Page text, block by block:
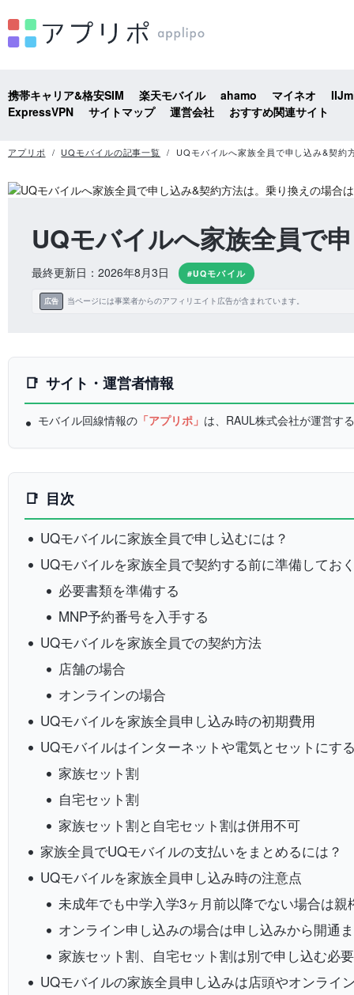
携帯キャリア&格安SIM 楽天モバイル ahamo マイネオ
ExpressVPN
サイトマップ 運営会社 おすすめ関連サイト
アプリポ UQモバイルの記事一覧 UQモバイルへ家族全員で申し込み&契約
UQモバイルへ家族全員で
最終更新日：2026年8月3日 #UQモバイル
広告 当ページには事業者からのアフィリエイト広告が含まれています。
サイト・運営者情報
モバイル回線情報の 「アプリポ」 は、RAUL株式会社が運営す
目次
UQモバイルに家族全員で申し込むには？
UQモバイルを家族全員で契約する前に準備してお
必要書類を準備する
MNP予約番号を入手する
UQモバイルを家族全員での契約方法
店舗の場合
オンラインの場合
UQモバイルを家族全員申し込み時の初期費用
UQモバイルはインターネットや電気とセットにす
家族セット割
自宅セット割
家族セット割と自宅セット割は併用不可
家族全員でUQモバイルの支払いをまとめるには？
UQモバイルを家族全員申し込み時の注意点
未成年でも中学入学3ヶ月前以降でない場合は
オンライン申し込みの場合は申し込みから開通
家族セット割、自宅セット割は別で申し込む必
UQモバイルの家族全員申し込みは店頭やオンライ